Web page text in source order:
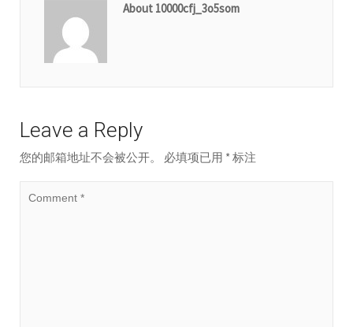
About 10000cfj_3o5som
Leave a Reply
您的邮箱地址不会被公开。 必填项已用 *标注